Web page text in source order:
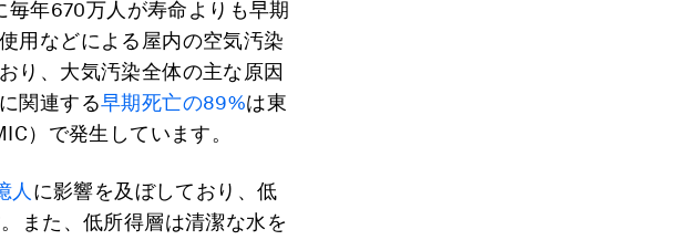
年670万人が寿命よりも早期
用などによる屋内の空気汚染
り、大気汚染全体の主な原因
関連する早期死亡の89%は東
）で発生しています。
人 に影響を及ぼしており、低
また、低所得層は清潔な水を